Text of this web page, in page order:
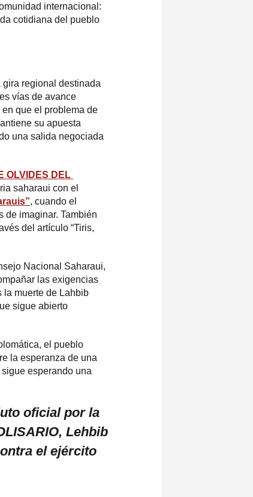
internacional:
cotidiana del pueblo
gira regional destinada
vías de avance
que el problema de
su apuesta
una salida negociada
OLVIDES DEL
saharaui con el
, cuando el
de imaginar. También
del artículo “Tiris,
Nacional Saharaui,
las exigencias
la muerte de Lahbib
sigue abierto
el pueblo
la esperanza de una
esperando una
oficial por la
Lehbib
el ejército